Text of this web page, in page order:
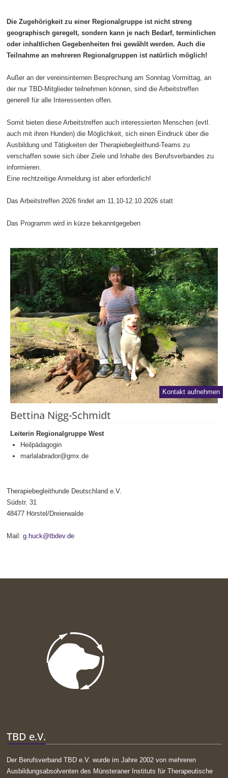
Die Zugehörigkeit zu einer Regionalgruppe ist nicht streng
geographisch geregelt, sondern kann je nach Bedarf, terminlichen
oder inhaltlichen Gegebenheiten frei gewählt werden. Auch die
Teilnahme an mehreren Regionalgruppen ist natürlich möglich!
Außer an der vereinsinternen Besprechung am Sonntag Vormittag, an
der nur TBD-Mitglieder teilnehmen können, sind die Arbeitstreffen
generell für alle Interessenten offen.
Somit bieten diese Arbeitstreffen auch interessierten Menschen (evtl.
auch mit ihren Hunden) die Möglichkeit, sich einen Eindruck über die
Ausbildung und Tätigkeiten der Therapiebegleithund-Teams zu
verschaffen sowie sich über Ziele und Inhalte des Berufsverbandes zu
informieren.
Eine rechtzeitige Anmeldung ist aber erforderlich!
Das Arbeitstreffen 2026 findet am 11.10-12.10.2026 statt
Das Programm wird in kürze bekanntgegeben
Kontakt aufnehmen
Bettina Nigg-Schmidt
Leiterin Regionalgruppe West
Heilpädagogin
marlalabrador@gmx.de
Therapiebegleithunde Deutschland e.V.
Südstr. 31
48477 Hörstel/Dreierwalde
Mail:g.huck@tbdev.de
TBD e.V.
Der Berufsverband TBD e.V. wurde im Jahre 2002 von mehreren
Ausbildungsabsolventen des Münsteraner Instituts für Therapeutische